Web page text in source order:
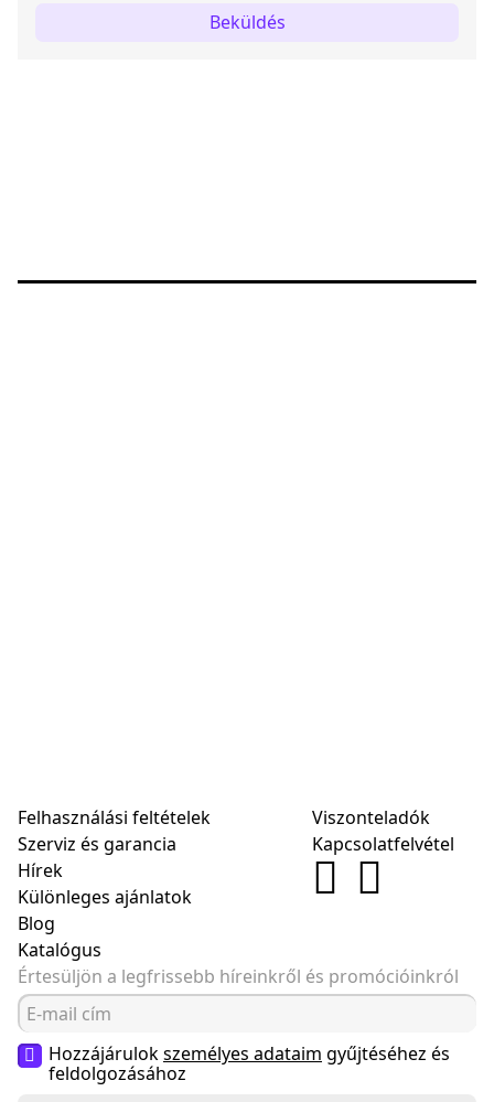
Beküldés
Felhasználási feltételek
Szerviz és garancia
Hírek
Különleges ajánlatok
Blog
Katalógus
Viszonteladók
Kapcsolatfelvétel
Értesüljön a legfrissebb híreinkről és promócióinkról
Hozzájárulokszemélyes adataim gyűjtéséhez és
feldolgozásához